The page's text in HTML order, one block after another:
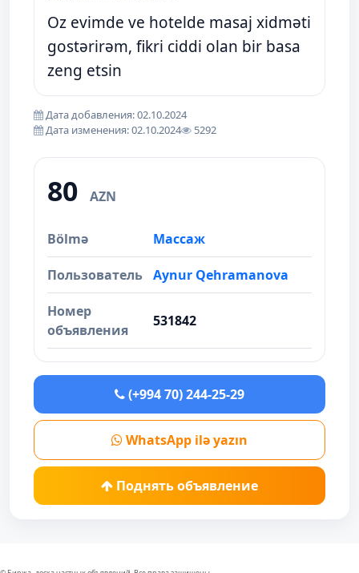
Oz evimde ve hotelde masaj xidməti
gostərirəm, fikri ciddi olan bir basa
zeng etsin
Дата добавления: 02.10.2024
Дата изменения: 02.10.2024
5292
80 AZN
Bölmə Массаж
Пользователь Aynur Qehramanova
Номер
объявления
531842
(+994 70) 244-25-29
WhatsApp ilə yazın
Поднять объявление